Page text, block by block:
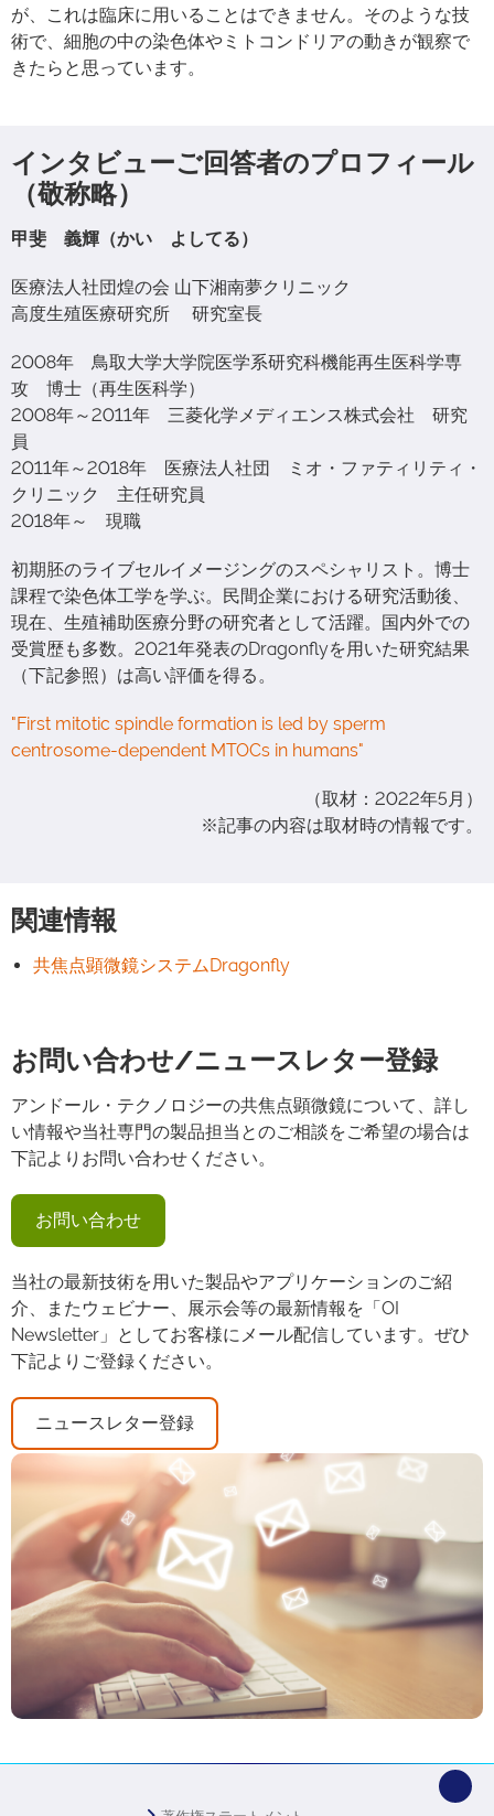
が、これは臨床に用いることはできません。そのような技
術で、細胞の中の染色体やミトコンドリアの動きが観察で
きたらと思っています。
インタビューご回答者のプロフィール
（敬称略）
甲斐 義輝（かい よしてる）
医療法人社団煌の会 山下湘南夢クリニック
高度生殖医療研究所 研究室長
2008年 鳥取大学大学院医学系研究科機能再生医科学専
攻 博士（再生医科学）
2008年～2011年 三菱化学メディエンス株式会社 研究
員
2011年～2018年 医療法人社団 ミオ・ファティリティ・
クリニック 主任研究員
2018年～ 現職
初期胚のライブセルイメージングのスペシャリスト。博士
課程で染色体工学を学ぶ。民間企業における研究活動後、
現在、生殖補助医療分野の研究者として活躍。国内外での
受賞歴も多数。2021年発表のDragonflyを用いた研究結果
（下記参照）は高い評価を得る。
"First mitotic spindle formation is led by sperm
centrosome-dependent MTOCs in humans"
（取材：2022年5月）
※記事の内容は取材時の情報です。
関連情報
共焦点顕微鏡システムDragonfly
お問い合わせ/ニュースレター登録
アンドール・テクノロジーの共焦点顕微鏡について、詳し
い情報や当社専門の製品担当とのご相談をご希望の場合は
下記よりお問い合わせください。
お問い合わせ
当社の最新技術を用いた製品やアプリケーションのご紹
介、またウェビナー、展示会等の最新情報を「OI
Newsletter」としてお客様にメール配信しています。ぜひ
下記よりご登録ください。
ニュースレター登録